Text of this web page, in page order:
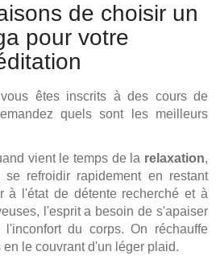
de choisir un
pour votre
êtes inscrits à des cours de
quels sont les meilleurs
vient le temps de la relaxation,
refroidir rapidement en restant
à l'état de détente recherché et à
l'esprit a besoin de s'apaiser
du corps. On réchauffe
le couvrant d'un léger plaid.